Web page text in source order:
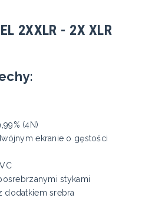
2XXLR - 2X XLR
(4N)
ekranie o gęstości
stykami
dodatkiem srebra